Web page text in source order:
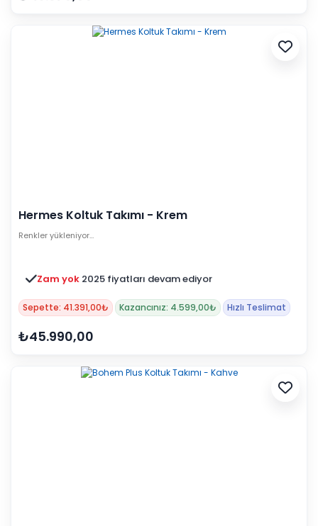
Hermes Koltuk Takımı - Krem
Renkler yükleniyor…
Zam yok 2025 fiyatları devam ediyor
Sepette: 41.391,00₺ Kazancınız: 4.599,00₺ Hızlı Teslimat
₺45.990,00